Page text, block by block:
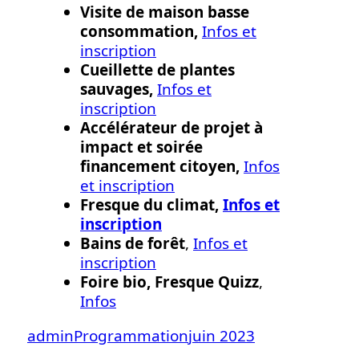
Visite de maison basse
consommation,Infos et
inscription
Cueillette de plantes
sauvages,Infos et
inscription
Accélérateur de projet à
impact et soirée
financement citoyen,Infos
et inscription
Fresque du climat,Infos et
inscription
Bains de forêt, Infos et
inscription
Foire bio, Fresque Quizz,
Infos
adminProgrammationjuin 2023